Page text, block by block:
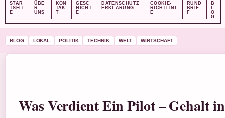
STAR
TSEIT
E
ÜBE
R
UNS
KON
TAK
T
GESC
HICHT
E
DATENSCHUTZ
ERKLÄRUNG
COOKIE-
RICHTLINI
E
RUND
BRIE
F
B
L
O
G
BLOG LOKAL POLITIK TECHNIK WELT WIRTSCHAFT
Was Verdient Ein Pilot – Gehalt